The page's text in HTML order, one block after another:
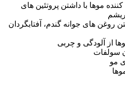
موها با داشتن پروتئین های
روغن های جوانه گندم، آفتابگردان
از آلودگی و چربی
سولفات
مو